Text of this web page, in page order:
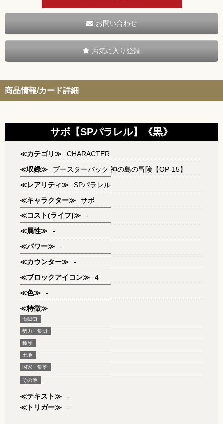
お問い合わせ
お気に入り登録
商品情報/カード詳細
サボ【SPパラレル】《黒》
≪カテゴリ≫
CHARACTER
≪収録≫
ブースターパック 神の島の冒険【OP-15】
≪レアリティ≫
SPパラレル
≪キャラクター≫
サボ
≪コスト(ライフ)≫
-
≪属性≫
-
≪パワー≫
-
≪カウンター≫
-
≪ブロックアイコン≫
4
≪色≫
-
≪特徴≫
海賊団:
勢力・集団:
種族:
土地:
国家・集落:
その他:
≪テキスト≫
-
≪トリガー≫
-